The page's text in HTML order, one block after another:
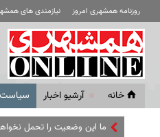
روزنامه همشهری امروز نیازمندی های
خانه آرشیو اخبار سياست
ما این وضعیت را تحمل